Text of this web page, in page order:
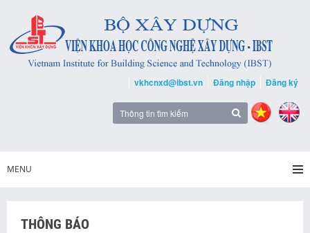
vkhcnxd@ibst.vn Đăng nhập Đăng ký
MENU
THÔNG BÁO